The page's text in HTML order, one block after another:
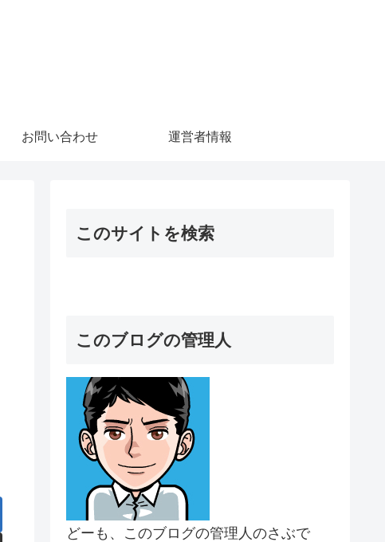
お問い合わせ 運営者情報
このサイトを検索
このブログの管理人
どーも、このブログの管理人のさぶで